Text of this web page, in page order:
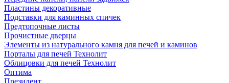
Пластины декоративные
Подставки для каминных спичек
Предтопочные листы
Прочистные дверцы
Элементы из натурального камня для печей и каминов
Порталы для печей Технолит
Облицовки для печей Технолит
Оптима
Президент